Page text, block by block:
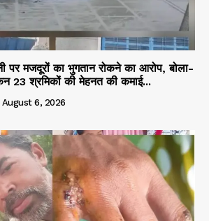
पर मजदूरों का भुगतान रोकने का आरोप, बोला-
23 श्रमिकों की मेहनत की कमाई...
August 6, 2026